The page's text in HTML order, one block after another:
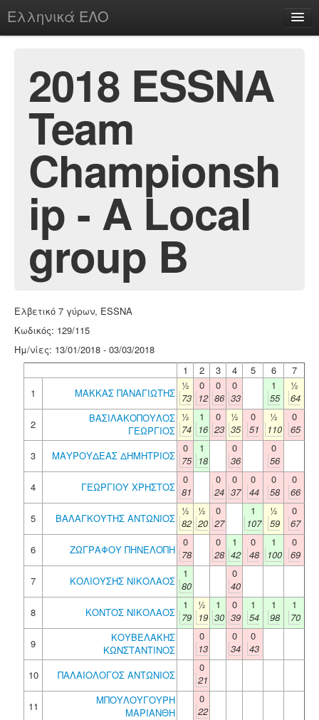
Ελληνικά ΕΛΟ
chesstu.be @ discord
Login
2018 ESSNA
Team
Championsh
ip - A Local
group B
Ελβετικό 7 γύρων, ESSNA
Κωδικός: 129/115
Ημ/νίες: 13/01/2018 - 03/03/2018
1
2 3 4 5 6
7
1
ΜΑΚΚΑΣ ΠΑΝΑΓΙΩΤΗΣ
½
73
0
12
0
86
0
33
1
55
½
64
2
ΒΑΣΙΛΑΚΟΠΟΥΛΟΣ
ΓΕΩΡΓΙΟΣ
½
74
1
16
0
23
½
35
0
51
½
110
0
65
3
ΜΑΥΡΟΥΔΕΑΣ ΔΗΜΗΤΡΙΟΣ
0
75
1
18
0
36
0
56
4
ΓΕΩΡΓΙΟΥ ΧΡΗΣΤΟΣ
0
81
0
24
0
37
0
44
0
58
0
66
5
ΒΑΛΑΓΚΟΥΤΗΣ ΑΝΤΩΝΙΟΣ
½
82
½
20
0
27
1
107
½
59
0
67
6
ΖΩΓΡΑΦΟΥ ΠΗΝΕΛΟΠΗ
0
78
0
28
1
42
0
48
1
100
0
69
7
ΚΟΛΙΟΥΣΗΣ ΝΙΚΟΛΑΟΣ
1
80
0
40
8
ΚΟΝΤΟΣ ΝΙΚΟΛΑΟΣ
1
79
½
19
1
30
0
39
1
54
1
98
1
70
9
ΚΟΥΒΕΛΑΚΗΣ
ΚΩΝΣΤΑΝΤΙΝΟΣ
0
13
0
34
0
43
10
ΠΑΛΑΙΟΛΟΓΟΣ ΑΝΤΩΝΙΟΣ
0
21
11
ΜΠΟΥΛΟΥΓΟΥΡΗ
ΜΑΡΙΑΝΘΗ
0
22